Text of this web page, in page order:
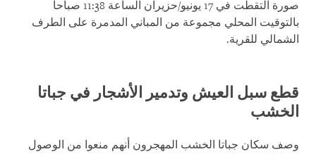
صورة التقطت في 17 يونيو/حزيران الساعة 11:38 صباحا
بالتوقيت المحلي مجموعة من المباني المدمرة على الطرف
الشمالي للقرية.
قطع سبل العيش وتدمير الأشجار في جباتا
الخشب
وصف سكان جباتا الخشب المهجرون أنهم منعوا من الوصول